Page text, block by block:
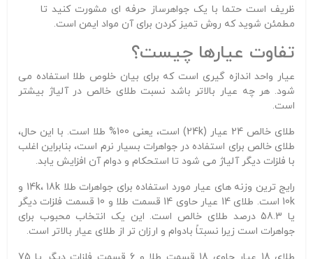
ظریف است حتما با یک جواهرساز حرفه ای مشورت کنید تا
مطمئن شوید که روش تمیز کردن برای آن مواد ایمن است.
تفاوت عیارها چیست؟
عیار واحد اندازه گیری است که برای بیان خلوص طلا استفاده می
شود. هر چه عیار بالاتر باشد نسبت طلای خالص در آلیاژ بیشتر
است.
طلای خالص 24 عیار (24k) است، یعنی 100% طلا است. با این حال،
طلای خالص برای استفاده در جواهرات بسیار نرم است، بنابراین اغلب
با فلزات دیگر آلیاژ می شود تا استحکام و دوام آن افزایش یابد.
رایج ترین وزنه های عیار مورد استفاده برای جواهرات طلا 14k، 18k و
10k است. طلای 14 عیار حاوی 14 قسمت طلا و 10 قسمت فلزات دیگر
یا 58.3 درصد طلای خالص است. این یک انتخاب محبوب برای
جواهرات است زیرا نسبتاً بادوام و ارزان تر از طلای عیار بالاتر است.